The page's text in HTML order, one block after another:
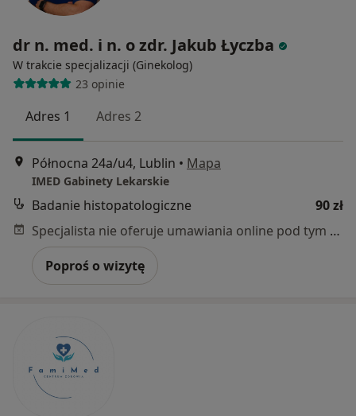
dr n. med. i n. o zdr. Jakub Łyczba
W trakcie specjalizacji (Ginekolog)
23 opinie
Adres 1 Adres 2
Północna 24a/u4, Lublin • Mapa
IMED Gabinety Lekarskie
Badanie histopatologiczne
90 zł
Specjalista nie oferuje umawiania online pod tym adresem.
Poproś o wizytę